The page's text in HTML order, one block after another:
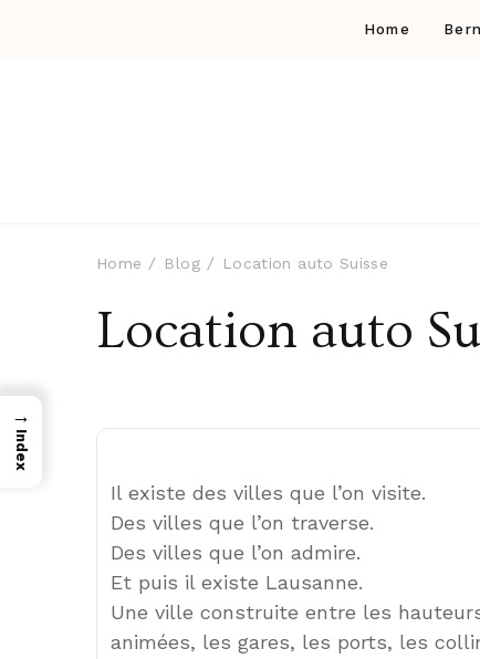
Home
Home Blog Location auto Suisse
Location auto
Il existe des villes que l’on visite.
Des villes que l’on traverse.
Des villes que l’on admire.
Et puis il existe Lausanne.
Une ville construite entre les
animées, les gares, les ports, les
→
Index